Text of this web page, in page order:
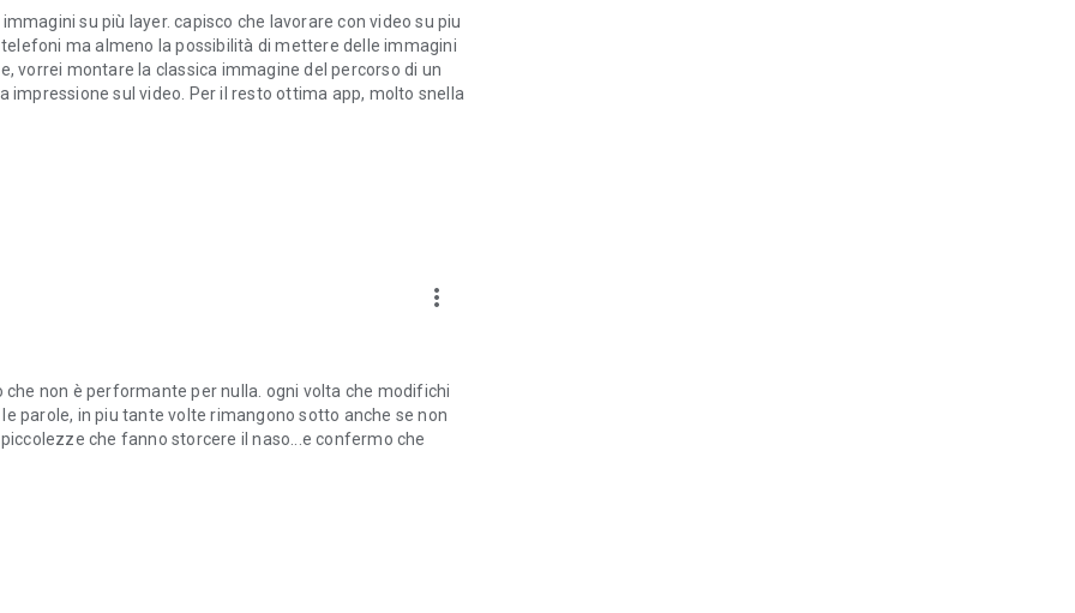
su più layer. capisco che lavorare con video su piu
ma almeno la possibilità di mettere delle immagini
vorrei montare la classica immagine del percorso di un
sul video. Per il resto ottima app, molto snella
more_vert
non è performante per nulla. ogni volta che modifichi
parole, in piu tante volte rimangono sotto anche se non
che fanno storcere il naso...e confermo che